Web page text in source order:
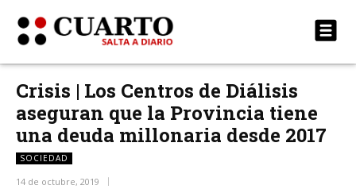
Crisis | Los Centros de Diálisis
aseguran que la Provincia tiene
una deuda millonaria desde 2017
SOCIEDAD
14 de octubre, 2019